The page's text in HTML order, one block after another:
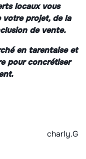
locaux vous
votre projet, de la
de vente.
en tarentaise et
pour concrétiser
charly.G